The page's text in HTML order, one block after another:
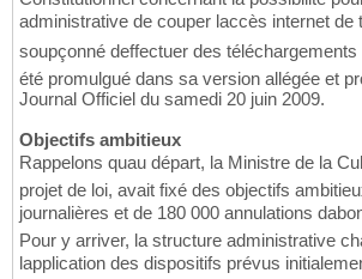
administrative de couper laccès internet de
soupçonné deffectuer des
été promulgué dans sa version allégée et
Journal Officiel du samedi 20 juin 2009.
Objectifs ambitieux
Rappelons quau départ, la Ministre de la
projet de loi, avait fixé des objectifs
journalières et de 180 000 annulations
Pour y arriver, la structure administrative
lapplication des dispositifs prévus